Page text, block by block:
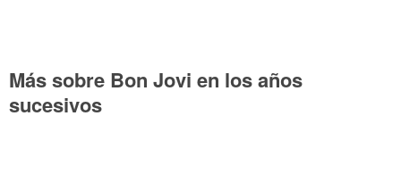
Más sobre Bon Jovi en los años
sucesivos